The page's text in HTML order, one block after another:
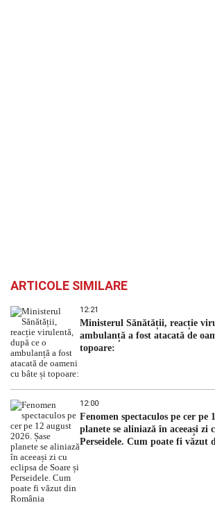
ARTICOLE SIMILARE
12:21
Ministerul Sănătății, reacție
ambulanță a fost atacată de
topoare:
12:00
Fenomen spectaculos pe cer pe
planete se aliniază în aceeași zi
Perseidele. Cum poate fi văzut